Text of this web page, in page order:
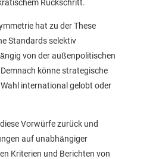
Rückschritt.
hat zu der These
Standards selektiv
von der außenpolitischen
könne strategische
international gelobt oder
Vorwürfe zurück und
auf unabhängiger
Kriterien und Berichten von